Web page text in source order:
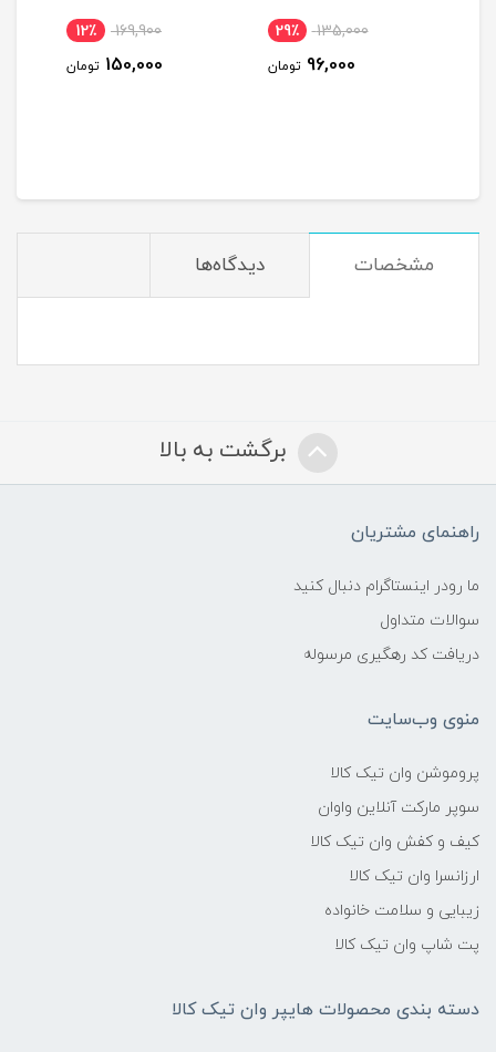
135,000 29٪
96,000 تومان
169,900 12٪
150,000 تومان
مشخصات دیدگاه‌ها
برگشت به بالا
راهنمای مشتریان
ما رودر اینستاگرام دنبال کنید
سوالات متداول
دریافت کد رهگیری مرسوله
منوی وب‌سایت
پروموشن وان تیک کالا
سوپر مارکت آنلاین واوان
کیف و کفش وان تیک کالا
ارزانسرا وان تیک کالا
زیبایی و سلامت خانواده
پت شاپ وان تیک کالا
دسته بندی محصولات هایپر وان تیک کالا